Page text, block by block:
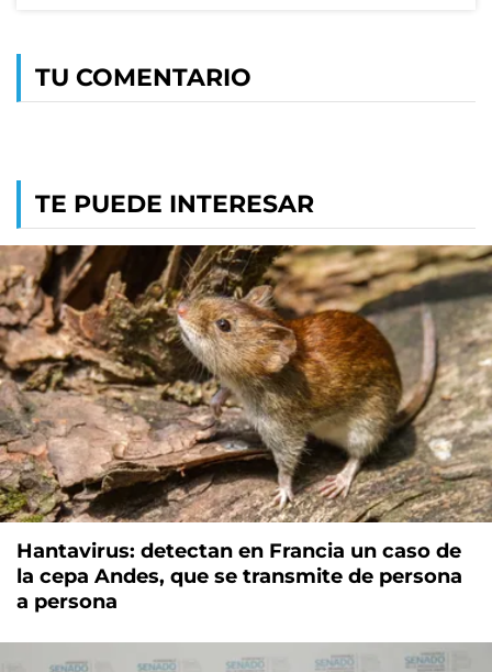
TU COMENTARIO
TE PUEDE INTERESAR
Hantavirus: detectan en Francia un caso de
la cepa Andes, que se transmite de persona
a persona